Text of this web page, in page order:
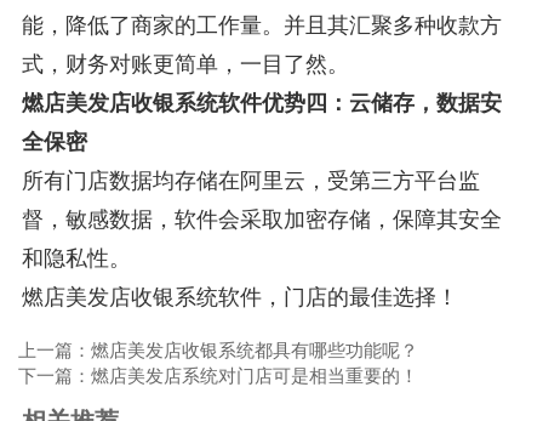
能，降低了商家的工作量。并且其汇聚多种收款方
式，财务对账更简单，一目了然。
燃店美发店收银系统软件优势四：云储存，数据安
全保密
所有门店数据均存储在阿里云，受第三方平台监
督，敏感数据，软件会采取加密存储，保障其安全
和隐私性。
燃店美发店收银系统软件，门店的最佳选择！
上一篇：燃店美发店收银系统都具有哪些功能呢？
下一篇：燃店美发店系统对门店可是相当重要的！